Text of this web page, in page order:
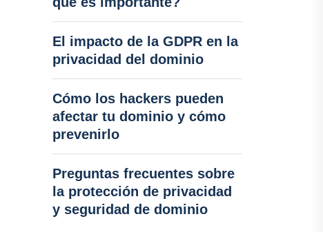
El impacto de la GDPR en la
privacidad del dominio
Cómo los hackers pueden
afectar tu dominio y cómo
prevenirlo
Preguntas frecuentes sobre
la protección de privacidad
y seguridad de dominio